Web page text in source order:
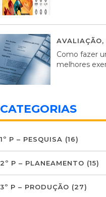
AVALIAÇÃO,
Como fazer
melhores
CATEGORIAS
1º P – PESQUISA (16)
2º P – PLANEAMENTO (15)
3º P – PRODUÇÃO (27)